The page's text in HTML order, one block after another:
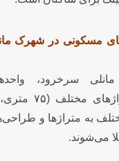
مسکونی در شهرک
سرخرود،
به متراژها و